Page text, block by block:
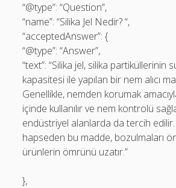
“@type”: “Question”,
“name”: “Silika Jel Nedir? “,
“acceptedAnswer”: {
“@type”: “Answer”,
“text”: “Silika jel, silika partiküllerinin
kapasitesi ile yapılan bir nem alıcı
Genellikle, nemden korumak
içinde kullanılır ve nem kontrolü
endüstriyel alanlarda da tercih edilir.
hapseden bu madde, bozulmaları
ürünlerin ömrünü uzatır.”
},